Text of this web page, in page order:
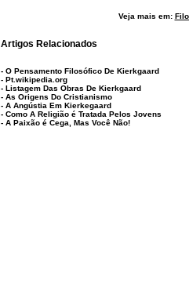
Veja mais em:
Artigos Relacionados
- O Pensamento Filosófico De Kierkgaard
- Pt.wikipedia.org
- Listagem Das Obras De Kierkgaard
- As Origens Do Cristianismo
- A Angústia Em Kierkegaard
- Como A Religião é Tratada Pelos Jovens
- A Paixão é Cega, Mas Você Não!